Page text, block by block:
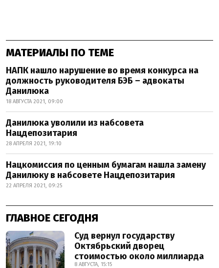
МАТЕРИАЛЫ ПО ТЕМЕ
НАПК нашло нарушение во время конкурса на
должность руководителя БЭБ – адвокаты
Данилюка
18 АВГУСТА 2021, 09:00
Данилюка уволили из набсовета
Нацдепозитария
28 АПРЕЛЯ 2021, 19:10
Нацкомиссия по ценным бумагам нашла замену
Данилюку в набсовете Нацдепозитария
22 АПРЕЛЯ 2021, 09:25
ГЛАВНОЕ СЕГОДНЯ
Суд вернул государству
Октябрьский дворец
стоимостью около миллиарда
8 АВГУСТА, 15:15